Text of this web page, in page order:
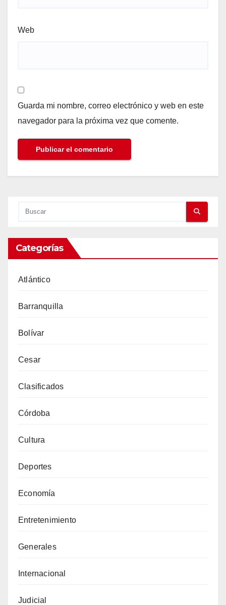
Web
Guarda mi nombre, correo electrónico y web en este
navegador para la próxima vez que comente.
Categorías
Atlántico
Barranquilla
Bolívar
Cesar
Clasificados
Córdoba
Cultura
Deportes
Economía
Entretenimiento
Generales
Internacional
Judicial